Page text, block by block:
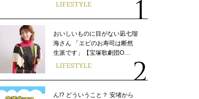
LIFESTYLE
おいしいものに目がない凪七瑠
海さん 「エビのお寿司は断然
生派です」【宝塚歌劇団O…
LIFESTYLE
ん!? どういうこと？ 安堵から